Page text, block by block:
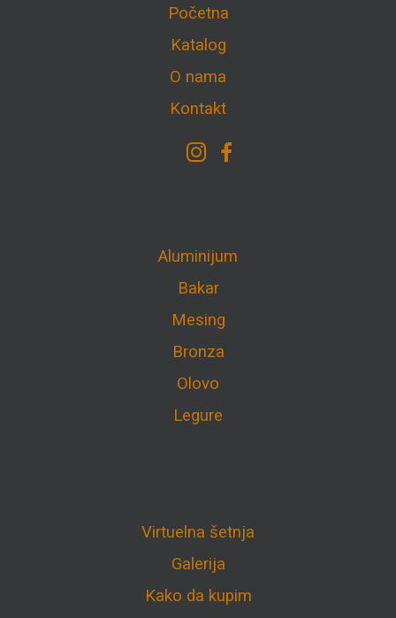
Početna
Katalog
O nama
Kontakt
Aluminijum
Bakar
Mesing
Bronza
Olovo
Legure
Virtuelna šetnja
Galerija
Kako da kupim